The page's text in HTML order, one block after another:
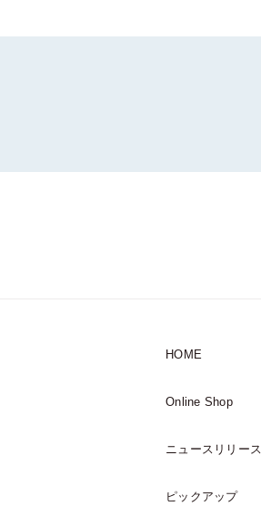
HOME
Online Shop
ニュースリリース
ピックアップ